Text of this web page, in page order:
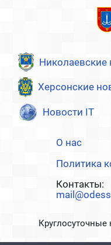
Николаевские
Херсонские
Новости IT
О нас
Политика
Контакты:
Круглосуточные